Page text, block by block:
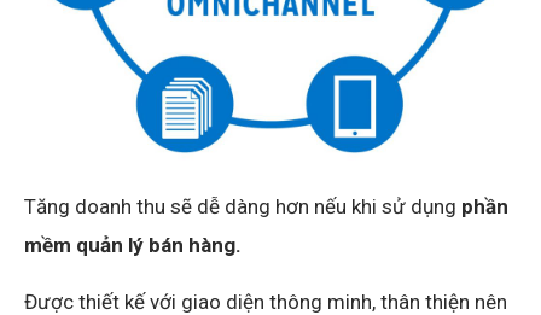
Tăng doanh thu sẽ dễ dàng hơn nếu khi sử dụng phần
mềm quản lý bán hàng.
Được thiết kế với giao diện thông minh, thân thiện nên